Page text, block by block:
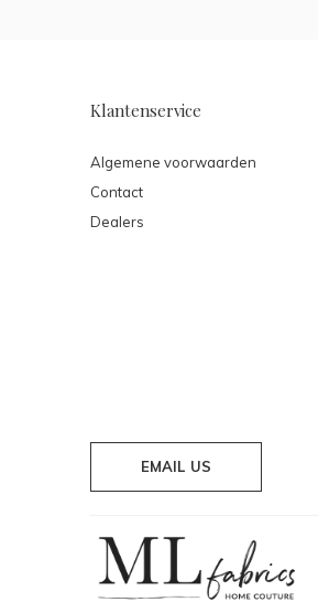
Klantenservice
Algemene voorwaarden
Contact
Dealers
EMAIL US